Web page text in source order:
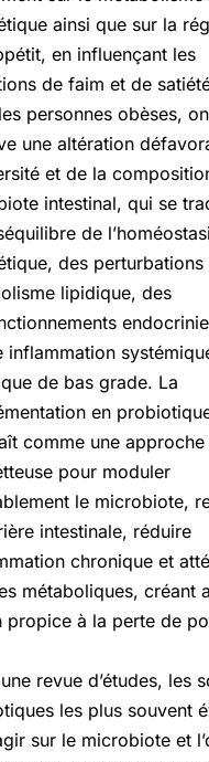
ainsi que sur la
en influençant les
de faim et de
personnes obèses, on
une altération
et de la
intestinal, qui se
de
des perturbations
lipidique, des
inflammation
de bas grade. La
en
comme une approche
pour moduler
le microbiote,
intestinale, réduire
chronique et
métaboliques, créant
propice à la perte de
revue d’études, les
les plus souvent
sur le microbiote et